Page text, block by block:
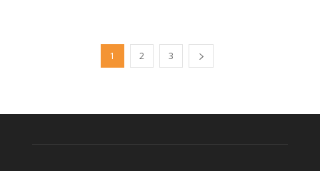
1 2 3